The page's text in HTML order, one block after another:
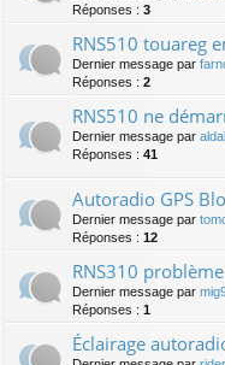
Réponses : 3
RNS510 touareg
Dernier message par
Réponses : 2
RNS510 ne
Dernier message par
Réponses : 41
Autoradio GPS
Dernier message par
Réponses : 12
RNS310
Dernier message par
Réponses : 1
Éclairage